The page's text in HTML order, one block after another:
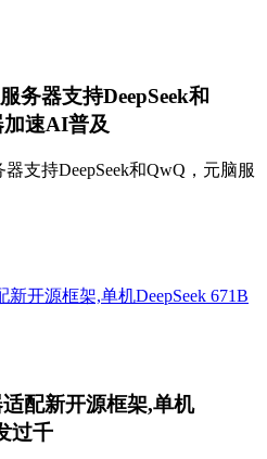
务器支持DeepSeek和
速AI普及
支持DeepSeek和QwQ，元脑服
开源框架,单机DeepSeek 671B
配新开源框架,单机
过千